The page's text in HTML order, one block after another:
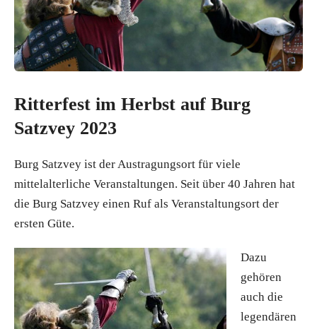
Ritterfest im Herbst auf Burg
Satzvey 2023
Burg Satzvey ist der Austragungsort für viele
mittelalterliche Veranstaltungen. Seit über 40 Jahren hat
die Burg Satzvey einen Ruf als Veranstaltungsort der
ersten Güte.
Dazu
gehören
auch die
legendären